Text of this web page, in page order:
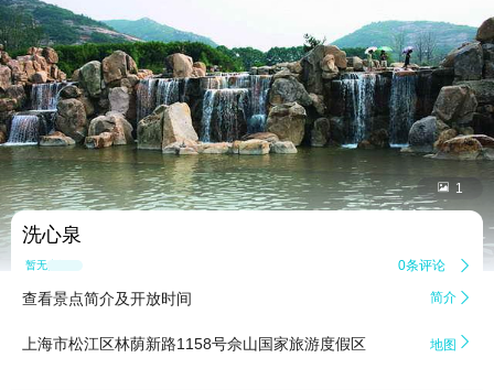
 1
洗心泉
暂无点评 0条评论 
查看景点简介及开放时间 简介 
上海市松江区林荫新路1158号佘山国家旅游度假区 地图 
